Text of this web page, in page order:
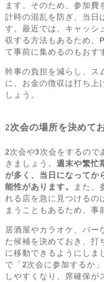
ます。そのため、参加費
計時の混乱を防ぎ、当日
す。最近では、キャッシ
収する方法もあるため、
て事前に集めるのもおす
幹事の負担を減らし、ス
に、お金の徴収は打ち上
しょう。
2次会の場所を決めて
2次会や3次会をするので
きましょう。 週末や繁忙
が多く、当日になってか
能性があります。
また、
れる店を急に見つけるの
まうこともあるため、事
居酒屋やカラオケ、バー
た候補を決めておき、打
に移動できるようにしま
で「2次会に参加するか
しやすくなり、席確保が